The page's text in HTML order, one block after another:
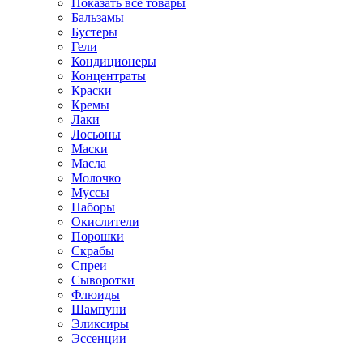
Показать все товары
Бальзамы
Бустеры
Гели
Кондиционеры
Концентраты
Краски
Кремы
Лаки
Лосьоны
Маски
Масла
Молочко
Муссы
Наборы
Окислители
Порошки
Скрабы
Спреи
Сыворотки
Флюиды
Шампуни
Эликсиры
Эссенции